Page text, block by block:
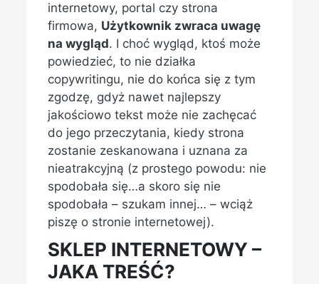
internetowy, portal czy strona
firmowa, Użytkownik zwraca uwagę
na wygląd. I choć wygląd, ktoś może
powiedzieć, to nie działka
copywritingu, nie do końca się z tym
zgodzę, gdyż nawet najlepszy
jakościowo tekst może nie zachęcać
do jego przeczytania, kiedy strona
zostanie zeskanowana i uznana za
nieatrakcyjną (z prostego powodu: nie
spodobała się…a skoro się nie
spodobała – szukam innej… – wciąż
piszę o stronie internetowej).
SKLEP INTERNETOWY –
JAKA TREŚĆ?